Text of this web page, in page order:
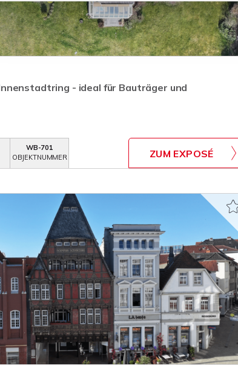
- ideal für Bauträger und
WB-701
OBJEKTNUMMER
ZUM EXPOSÉ